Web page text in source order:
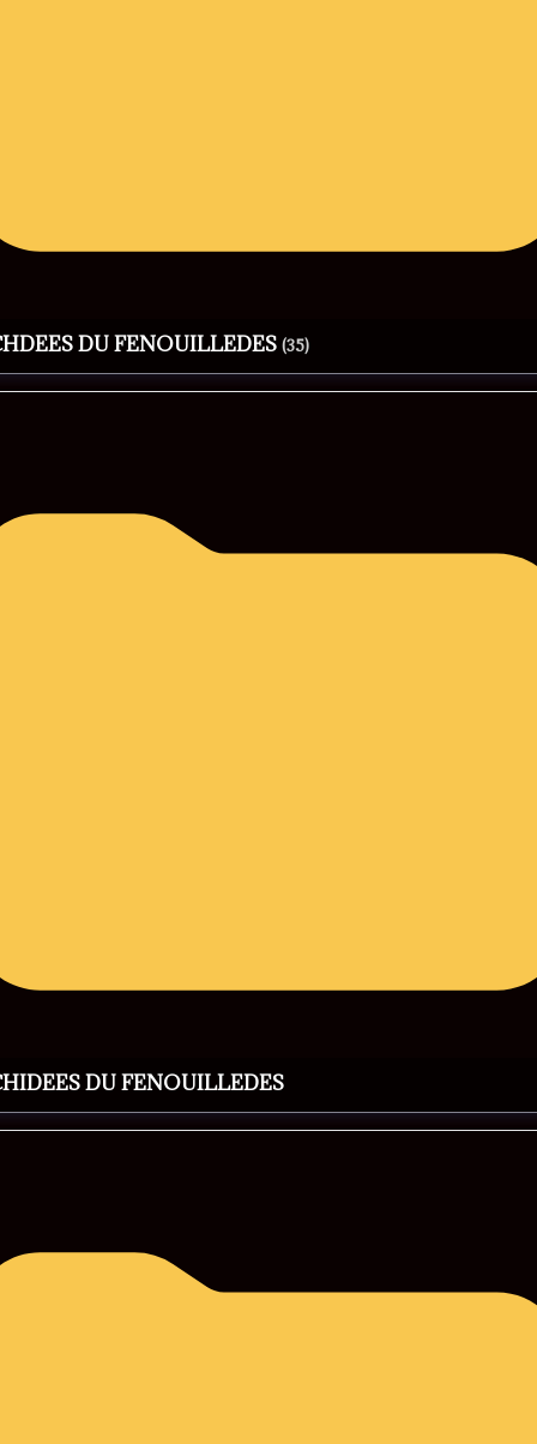
DU FENOUILLEDES (35)
DU FENOUILLEDES